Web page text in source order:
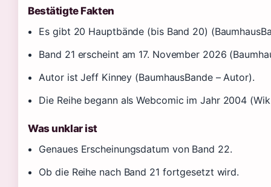
Bestätigte Fakten
Es gibt 20 Hauptbände (bis Band 20)
Band 21 erscheint am 17. November 2026
Autor ist Jeff Kinney (BaumhausBande – Autor).
Die Reihe begann als Webcomic im Jahr 2004
Was unklar ist
Genaues Erscheinungsdatum von Band 22.
Ob die Reihe nach Band 21 fortgesetzt wird.